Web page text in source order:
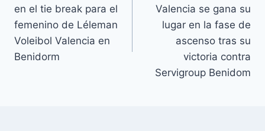
en el tie break para el
femenino de Léleman
Voleibol Valencia en
Benidorm
Valencia se gana su
lugar en la fase de
ascenso tras su
victoria contra
Servigroup Benidom